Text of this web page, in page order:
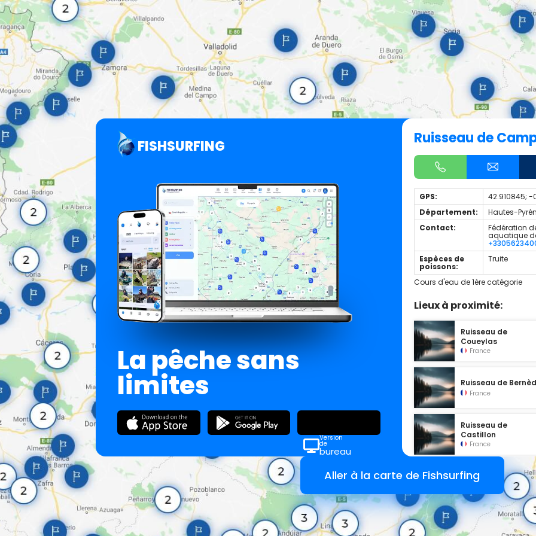
FISHSURFING
La pêche sans
limites
Version
de
bureau
Ruisseau de
GPS:
42.910845; -
Département:
Hautes-
Contact:
Fédération
aquatique
Espèces de
poissons:
Truite
Cours d'eau de 1ère catégorie
Lieux à proximité:
Ruisseau de
Coueylas
France
Ruisseau de
France
Ruisseau de
Castillon
France
Aller à la carte de Fishsurfing